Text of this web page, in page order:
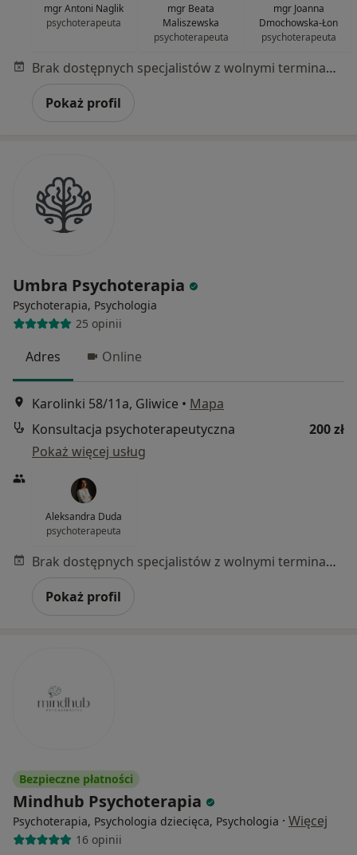
mgr Antoni Naglik
psychoterapeuta
mgr Beata
Maliszewska
psychoterapeuta
mgr Joanna
Dmochowska-Łon
psychoterapeuta
Brak dostępnych specjalistów z wolnymi terminami w tym centrum medycznym.
Pokaż profil
Umbra Psychoterapia
Psychoterapia, Psychologia
25 opinii
Adres Online
Karolinki 58/11a, Gliwice • Mapa
Konsultacja psychoterapeutyczna
200 zł
Pokaż więcej usług
Aleksandra Duda
psychoterapeuta
Brak dostępnych specjalistów z wolnymi terminami w tym centrum medycznym.
Pokaż profil
Bezpieczne płatności
Mindhub Psychoterapia
Psychoterapia, Psychologia dziecięca, Psychologia · Więcej
16 opinii